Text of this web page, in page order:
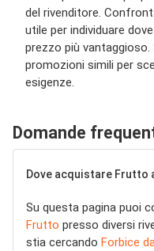
del rivenditore.
utile per individuare
prezzo più
promozioni simili per
esigenze.
Domande
Dove acquistare Frutto
Su questa pagina puoi
Frutto presso diversi
stia cercando Forbice